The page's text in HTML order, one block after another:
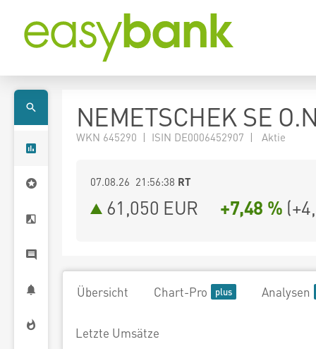
NEMETSCHEK SE
WKN 645290 | ISIN DE0006452907 | Aktie
07.08.26 21:56:38 RT
61,050 EUR +7,48 % (
Übersicht Chart-Pro Analysen
Letzte Umsätze